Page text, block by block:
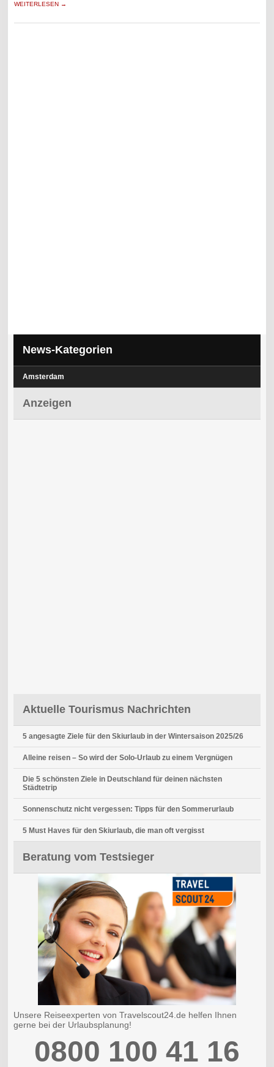
WEITERLESEN →
News-Kategorien
Amsterdam
Anzeigen
Aktuelle Tourismus Nachrichten
5 angesagte Ziele für den Skiurlaub in der Wintersaison 2025/26
Alleine reisen – So wird der Solo-Urlaub zu einem Vergnügen
Die 5 schönsten Ziele in Deutschland für deinen nächsten
Städtetrip
Sonnenschutz nicht vergessen: Tipps für den Sommerurlaub
5 Must Haves für den Skiurlaub, die man oft vergisst
Beratung vom Testsieger
Unsere Reiseexperten von Travelscout24.de helfen Ihnen
gerne bei der Urlaubsplanung!
0800 100 41 16